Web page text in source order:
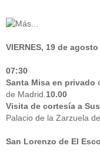
VIERNES, 19 de agosto
07:30
Santa Misa en privado
de Madrid. 10.00
Visita de cortesía a
Palacio de la Zarzuela
San Lorenzo de El